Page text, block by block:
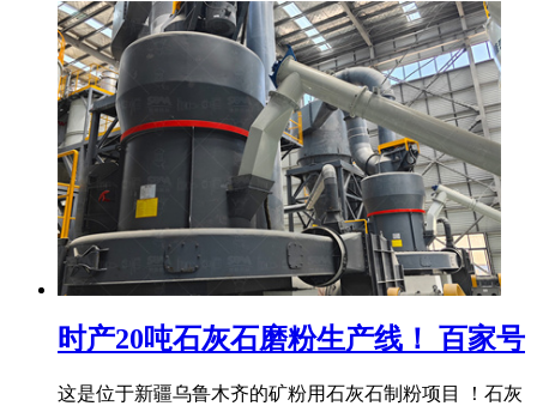
时产20吨石灰石磨粉生产线！ 百家号
这是位于新疆乌鲁木齐的矿粉用石灰石制粉项目 ！石灰